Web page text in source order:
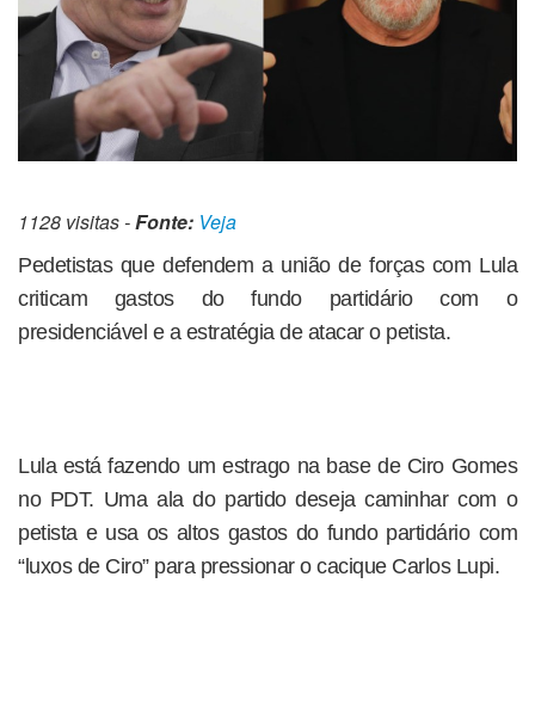
1128 visitas -Fonte: Veja
Pedetistas que defendem a união de forças com Lula
criticam gastos do fundo partidário com o
presidenciável e a estratégia de atacar o petista.
Lula está fazendo um estrago na base de Ciro Gomes
no PDT. Uma ala do partido deseja caminhar com o
petista e usa os altos gastos do fundo partidário com
“luxos de Ciro” para pressionar o cacique Carlos Lupi.